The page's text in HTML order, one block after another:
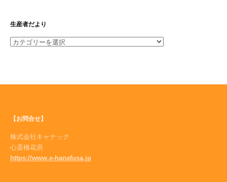
生産者だより
生
よ
【お問合せ】
株式会社キャナック
心斎橋花房
https://www.e-hanafusa.jp